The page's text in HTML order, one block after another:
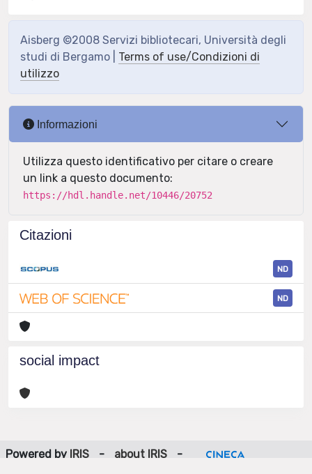
Aisberg ©2008 Servizi bibliotecari, Università degli
studi di Bergamo | Terms of use/Condizioni di
utilizzo
Informazioni
Utilizza questo identificativo per citare o creare
un link a questo documento:
https://hdl.handle.net/10446/20752
Citazioni
ND
ND
social impact
Powered by IRIS - about IRIS
-